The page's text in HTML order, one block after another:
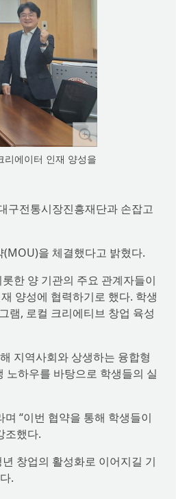
리에이터 인재 양성을
구전통시장진흥재단과 손잡고
을 체결했다고 밝혔다.
한 양 기관의 주요 관계자들이
양성에 협력하기로 했다. 학생
램, 로컬 크리에티브 창업 육성
지역사회와 상생하는 융합형
노하우를 바탕으로 학생들의 실
“이번 협약을 통해 학생들이
조했다.
창업의 활성화로 이어지길 기
.